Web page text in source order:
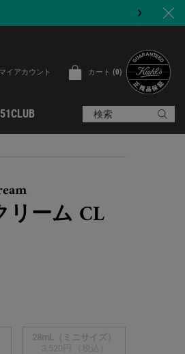
マイアカウント
カート 0
0 カート内の製品
検索
リーム CL
選択済み
商品バリエーションは在庫切れです,
28mL（ミニサイズ）
3,520円
（税込）
, 3/3